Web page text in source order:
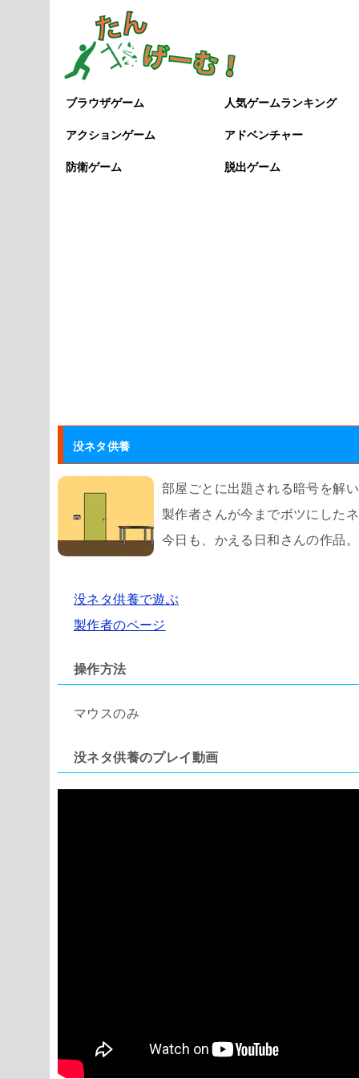
ブラウザゲーム 人気ゲームランキング
アクションゲーム アドベンチャー
防衛ゲーム 脱出ゲーム
没ネタ供養
部屋ごとに出題される暗号を解
製作者さんが今までボツにした
今日も、かえる日和さんの作品。
没ネタ供養で遊ぶ
製作者のページ
操作方法
マウスのみ
没ネタ供養のプレイ動画